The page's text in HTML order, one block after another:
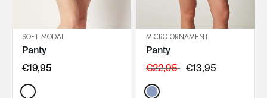
IN DEN WARENKORB
SOFT MODAL
Panty
€19,95
Color:
IN DEN WARENKORB
MICRO ORNAMENT
Panty
€22,95 €13,95
Color: